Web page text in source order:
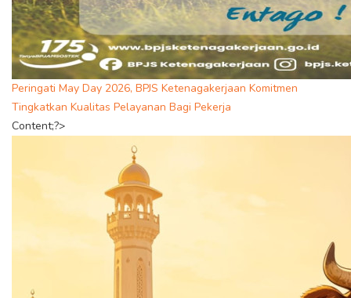
Peringati May Day 2026, BPJS Ketenagakerjaan Komitmen
Tingkatkan Kualitas Pelayanan Bagi Pekerja
Content;?>